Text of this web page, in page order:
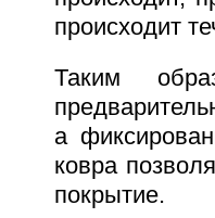
происходит
Таким
а
ковра
покрытие.